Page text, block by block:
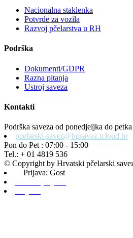
Nacionalna staklenka
Potvrde za vozila
Razvoj pčelarstva u RH
Podrška
Dokumenti/GDPR
Razna pitanja
Ustroj saveza
Kontakti
Podrška saveza od ponedjeljka do
pcelarski-savez@hpsavez.tcloud.hr
Pon do Pet : 07:00 - 15:00
Tel.: + 01 4819 536
© Copyright by Hrvatski pčelarski
Prijava: Gost